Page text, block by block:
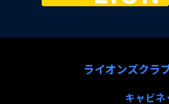
ライオンズクラ
キャビネ